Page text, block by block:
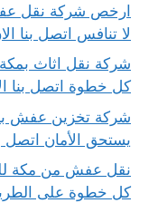
لا تنافس اتصل بنا
كل خطوة اتصل بنا
يستحق الأمان اتصل
كل خطوة على